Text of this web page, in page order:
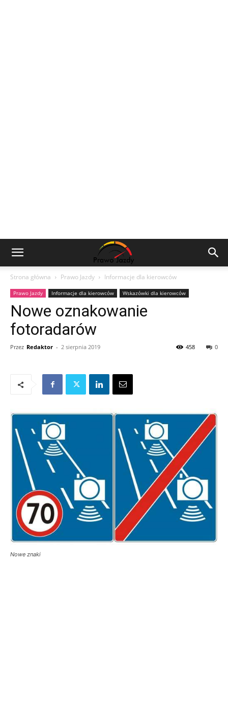
Strona główna Prawo Jazdy Informacje dla kierowców
Prawo Jazdy Informacje dla kierowców Wskazówki dla kierowców
Nowe oznakowanie
fotoradarów
Przez Redaktor - 2 sierpnia 2019 0
458
Nowe znaki